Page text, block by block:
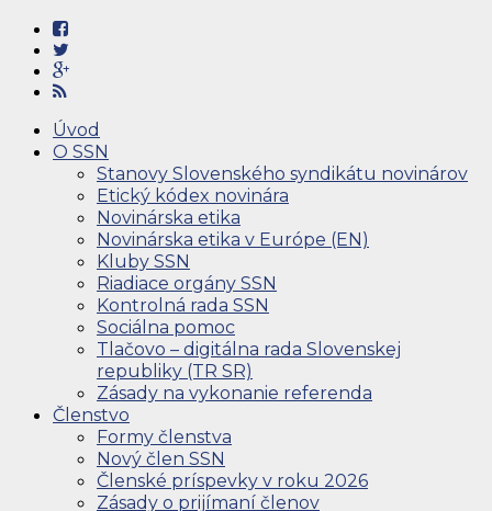
Úvod
O SSN
Stanovy Slovenského syndikátu novinárov
Etický kódex novinára
Novinárska etika
Novinárska etika v Európe (EN)
Kluby SSN
Riadiace orgány SSN
Kontrolná rada SSN
Sociálna pomoc
Tlačovo – digitálna rada Slovenskej
republiky (TR SR)
Zásady na vykonanie referenda
Členstvo
Formy členstva
Nový člen SSN
Členské príspevky v roku 2026
Zásady o prijímaní členov